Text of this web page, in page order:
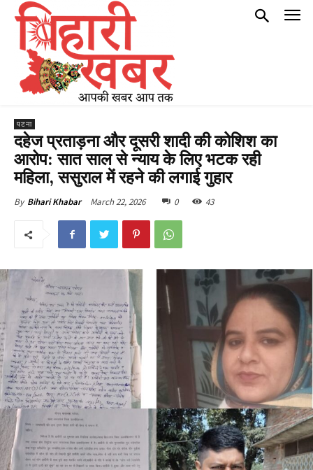
पटना
दहेज प्रताड़ना और दूसरी शादी की कोशिश का
आरोप: सात साल से न्याय के लिए भटक रही
महिला, ससुराल में रहने की लगाई गुहार
By Bihari Khabar March 22, 2026 0 43